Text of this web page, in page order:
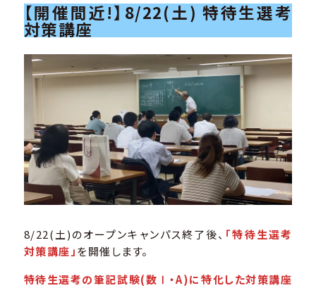
【開催間近!】8/22(土) 特待生選考
対策講座
8/22(土)のオープンキャンパス終了後、 「特待生選考
対策講座」を開催します。
特待生選考の筆記試験(数Ⅰ・A)に特化した対策講座